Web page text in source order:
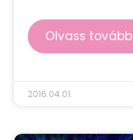
Olvass tovább
2016.04.01.